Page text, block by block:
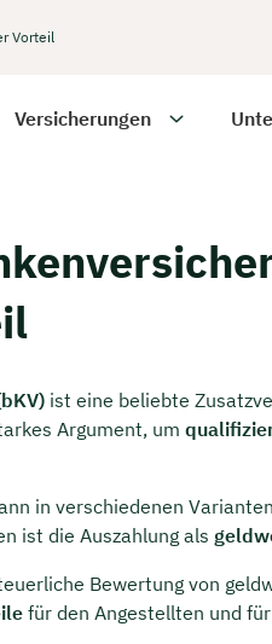
Vorteil
Versicherungen
ist eine beliebte
Argument, um
in verschiedenen
ist die Auszahlung als
Bewertung von
für den Angestellten und